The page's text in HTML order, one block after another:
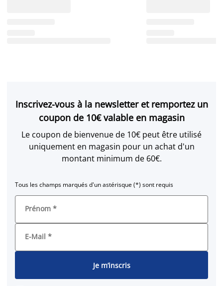
Inscrivez-vous à la newsletter et remportez un
coupon de 10€ valable en magasin
Le coupon de bienvenue de 10€ peut être utilisé
uniquement en magasin pour un achat d'un
montant minimum de 60€.
Tous les champs marqués d'un astérisque (*) sont requis
Prénom *
E-Mail *
Je m’inscris